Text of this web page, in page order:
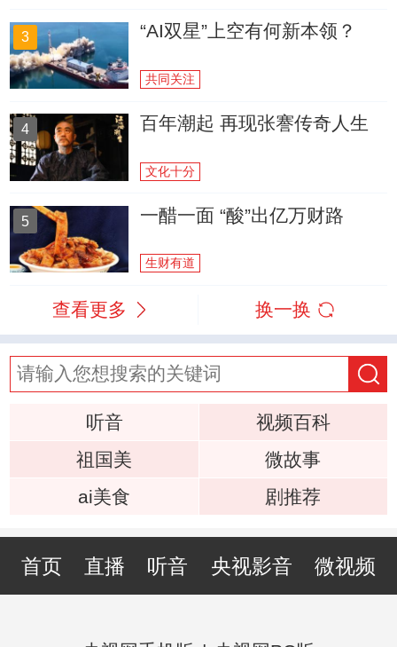
3 “AI双星”上空有何新本领？
共同关注
4 百年潮起 再现张謇传奇人生
文化十分
5 一醋一面 “酸”出亿万财路
生财有道
查看更多 换一换
听音
视频百科
祖国美
微故事
ai美食
剧推荐
首页 直播 听音 央视影音 微视频